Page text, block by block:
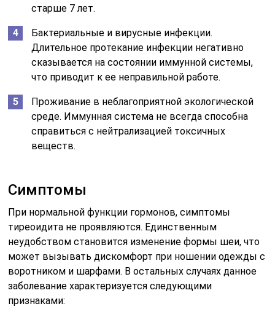
старше 7 лет.
Бактериальные и вирусные инфекции.
Длительное протекание инфекции негативно
сказывается на состоянии иммунной системы,
что приводит к ее неправильной работе.
Проживание в неблагоприятной экологической
среде. Иммунная система не всегда способна
справиться с нейтрализацией токсичных
веществ.
Симптомы
При нормальной функции гормонов, симптомы
тиреоидита не проявляются. Единственным
неудобством становится изменение формы шеи, что
может вызывать дискомфорт при ношении одежды с
воротником и шарфами. В остальных случаях данное
заболевание характеризуется следующими
признаками: